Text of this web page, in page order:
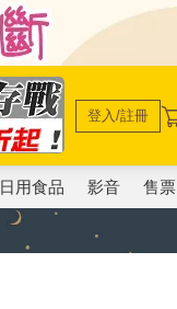
登入/註冊
日用食品 影音 售票